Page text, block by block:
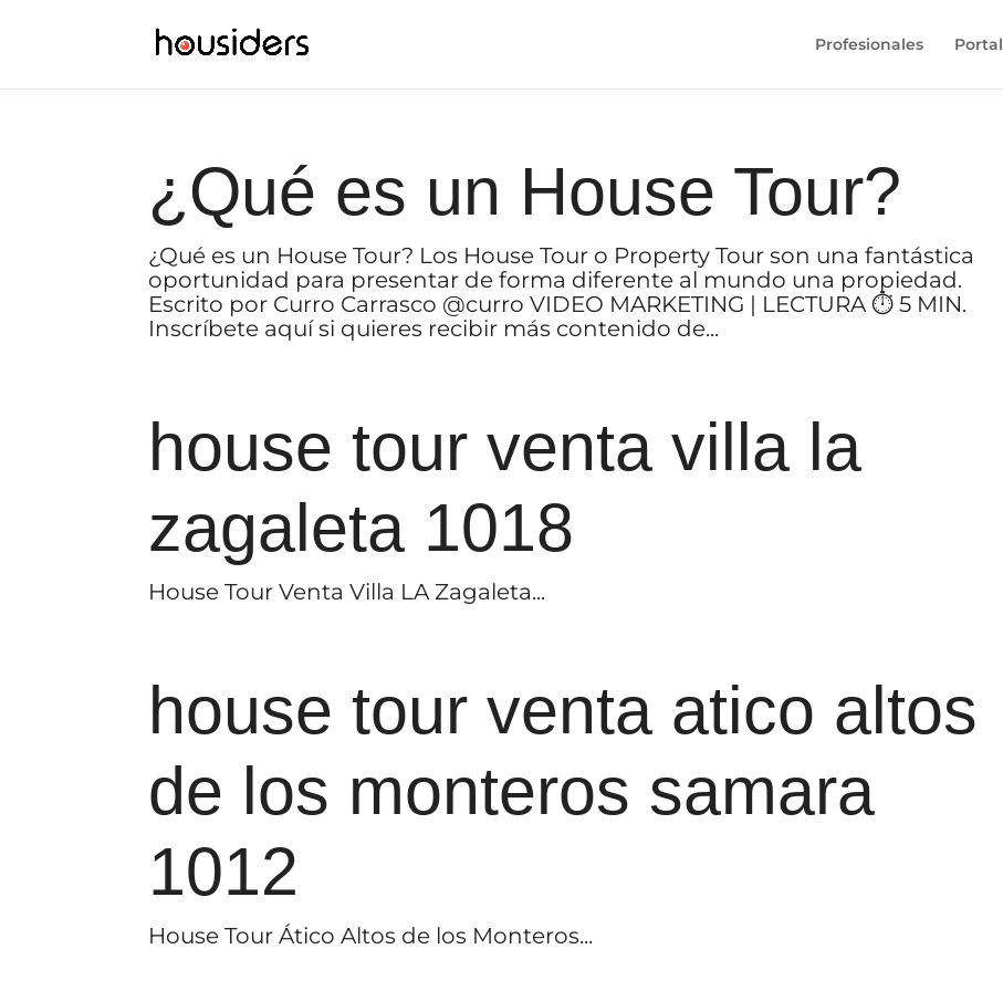
Profesionales Portal
¿Qué es un House Tour?
¿Qué es un House Tour? Los House Tour o Property Tour son una fantástica
oportunidad para presentar de forma diferente al mundo una propiedad.
Escrito por Curro Carrasco @curro VIDEO MARKETING | LECTURA ⏱ 5 MIN.
Inscríbete aquí si quieres recibir más contenido de...
house tour venta villa la
zagaleta 1018
House Tour Venta Villa LA Zagaleta...
house tour venta atico altos
de los monteros samara
1012
House Tour Ático Altos de los Monteros...